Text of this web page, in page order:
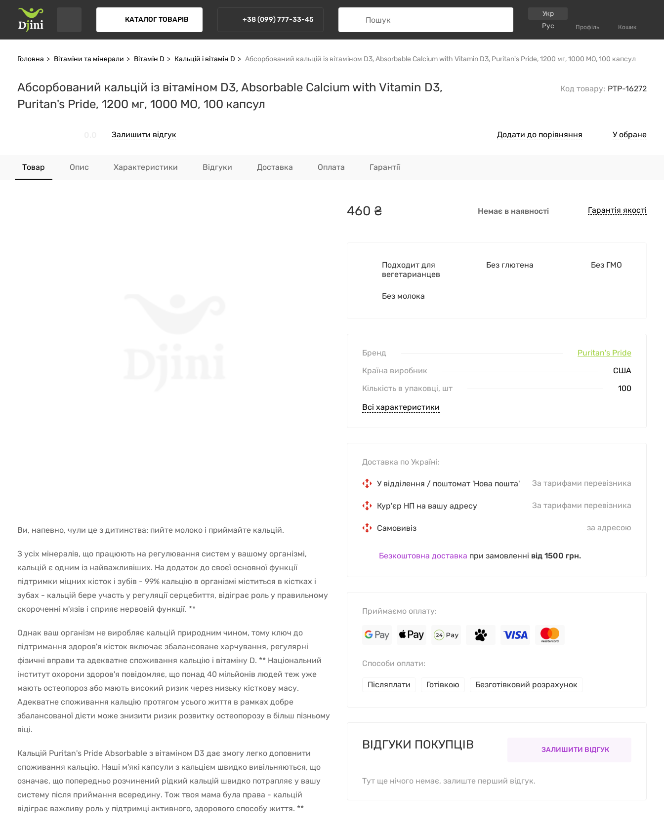
КАТАЛОГ ТОВАРІВ +38 (099) 777-33-45
Укр
Рус
Профіль Кошик
Головна Вітаміни та мінерали Вітамін D Кальцій і вітамін D Абсорбований кальцій із вітаміном D3, Absorbable Calcium with Vitamin D3, Puritan's Pride, 1200 мг, 1000 МО, 100 капсул
Абсорбований кальцій із вітаміном D3, Absorbable Calcium with Vitamin D3,
Puritan's Pride, 1200 мг, 1000 МО, 100 капсул
Код товару: PTP-16272
Залишити відгук Додати до порівняння У обране
Товар Опис Характеристики Відгуки Доставка Оплата Гарантії
Ви, напевно, чули це з дитинства: пийте молоко і приймайте кальцій.
З усіх мінералів, що працюють на регулювання систем у вашому організмі,
кальцій є одним із найважливіших. На додаток до своєї основної функції
підтримки міцних кісток і зубів - 99% кальцію в організмі міститься в кістках і
зубах - кальцій бере участь у регуляції серцебиття, відіграє роль у правильному
скороченні м'язів і сприяє нервовій функції. **
Однак ваш організм не виробляє кальцій природним чином, тому ключ до
підтримання здоров'я кісток включає збалансоване харчування, регулярні
фізичні вправи та адекватне споживання кальцію і вітаміну D. ** Національний
інститут охорони здоров'я повідомляє, що понад 40 мільйонів людей теж уже
мають остеопороз або мають високий ризик через низьку кісткову масу.
Адекватне споживання кальцію протягом усього життя в рамках добре
збалансованої дієти може знизити ризик розвитку остеопорозу в більш пізньому
віці.
Кальцій Puritan's Pride Absorbable з вітаміном D3 дає змогу легко доповнити
споживання кальцію. Наші м'які капсули з кальцієм швидко вивільняються, що
означає, що попередньо розчинений рідкий кальцій швидко потрапляє у вашу
систему після приймання всередину. Тож твоя мама була права - кальцій
відіграє важливу роль у підтримці активного, здорового способу життя. **
460 ₴ Немає в наявності Гарантія якості
Подходит для
вегетарианцев
Без глютена Без ГМО
Без молока
Доставка по Україні:
У відділення / поштомат 'Нова пошта' За тарифами перевізника
Кур'єр НП на вашу адресу За тарифами перевізника
Самовивіз за адресою
Безкоштовна доставка при замовленні від 1500 грн.
Приймаємо оплату:
Способи оплати:
Післяплати Готівкою Безготівковий розрахунок
Бренд
Puritan's Pride
Країна виробник
США
Кількість в упаковці, шт
100
Всі характеристики
ВІДГУКИ ПОКУПЦІВ ЗАЛИШИТИ ВІДГУК
Тут ще нічого немає, залиште перший відгук.